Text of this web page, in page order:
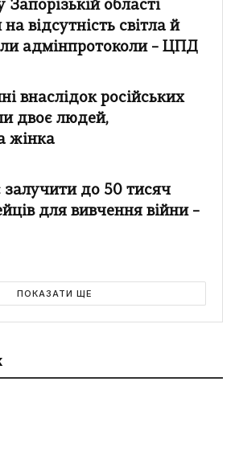
області
відсутність світла й
адмінпротоколи – ЦПД
внаслідок російських
двоє людей,
жінка
залучити до 50 тисяч
для вивчення війни –
ПОКАЗАТИ ЩЕ